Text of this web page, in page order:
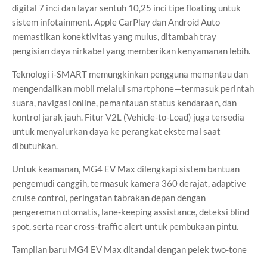
digital 7 inci dan layar sentuh 10,25 inci tipe floating untuk
sistem infotainment. Apple CarPlay dan Android Auto
memastikan konektivitas yang mulus, ditambah tray
pengisian daya nirkabel yang memberikan kenyamanan lebih.
Teknologi i-SMART memungkinkan pengguna memantau dan
mengendalikan mobil melalui smartphone—termasuk perintah
suara, navigasi online, pemantauan status kendaraan, dan
kontrol jarak jauh. Fitur V2L (Vehicle-to-Load) juga tersedia
untuk menyalurkan daya ke perangkat eksternal saat
dibutuhkan.
Untuk keamanan, MG4 EV Max dilengkapi sistem bantuan
pengemudi canggih, termasuk kamera 360 derajat, adaptive
cruise control, peringatan tabrakan depan dengan
pengereman otomatis, lane-keeping assistance, deteksi blind
spot, serta rear cross-traffic alert untuk pembukaan pintu.
Tampilan baru MG4 EV Max ditandai dengan pelek two-tone